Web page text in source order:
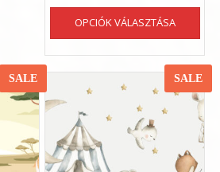
89050 Ft
OPCIÓK VÁLASZTÁSA
van.
A
a
SALE
SALE